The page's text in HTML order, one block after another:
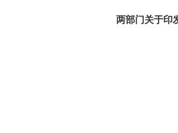
两部门关于印